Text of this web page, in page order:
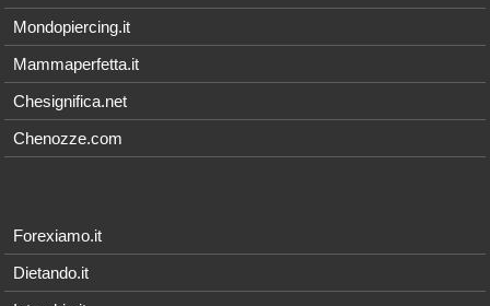
Mondopiercing.it
Mammaperfetta.it
Chesignifica.net
Chenozze.com
Forexiamo.it
Dietando.it